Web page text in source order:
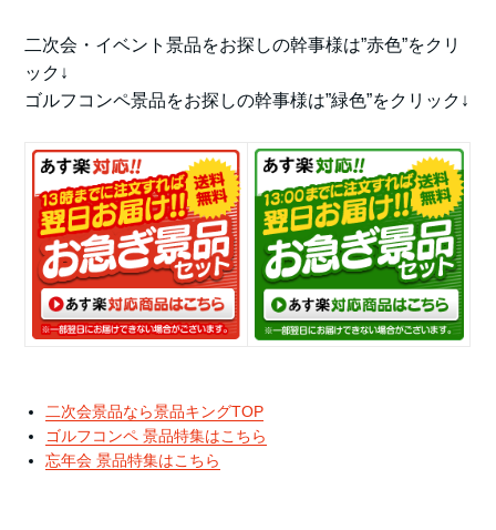
二次会・イベント景品をお探しの幹事様は”赤色”をクリ
ック↓
ゴルフコンペ景品をお探しの幹事様は”緑色”をクリック↓
二次会景品なら景品キングTOP
ゴルフコンペ 景品特集はこちら
忘年会 景品特集はこちら